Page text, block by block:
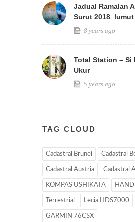
Jadual Ramalan
Surut 2018_lumut
8 years ago
Total Station – Si
Ukur
5 years ago
TAG CLOUD
Cadastral Brunei Cadastral
Cadastral Austria Cadastral
KOMPAS USHIKATA
Terrestrial Lecia HDS7000
GARMIN 76CSX